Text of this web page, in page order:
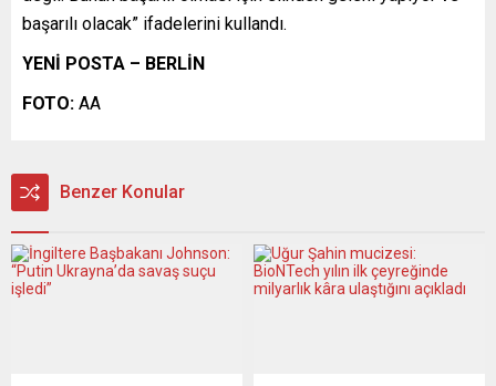
başarılı olacak” ifadelerini kullandı.
YENİ POSTA – BERLİN
FOTO: AA
Benzer Konular